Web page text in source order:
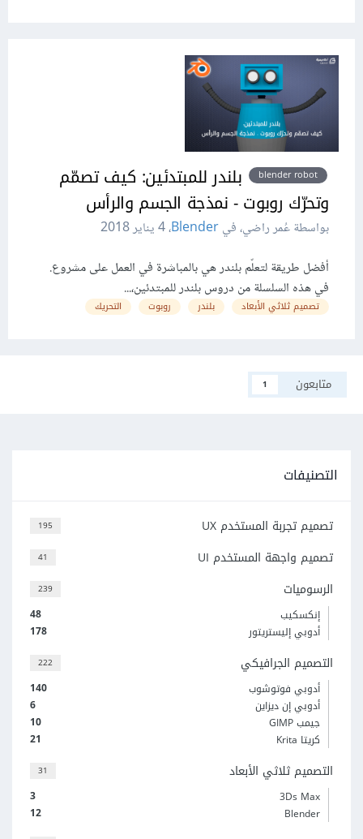
blender robot
بلندر للمبتدئين: كيف تصمّم
وتحرّك روبوت - نمذجة الجسم والرأس
بواسطة عُمر راضي، فيBlender،4 يناير 2018
أفضل طريقة لتعلّم بلندر هي بالمباشرة في العمل على مشروع.
في هذه السلسلة من دروس بلندر للمبتدئين،...
تصميم ثلاثي الأبعاد بلندر روبوت التحريك
متابعون 1
التصنيفات
195 تصميم تجربة المستخدم UX
41 تصميم واجهة المستخدم UI
239 الرسوميات
48
إنكسكيب
178
أدوبي إليستريتور
222 التصميم الجرافيكي
140
أدوبي فوتوشوب
6
أدوبي إن ديزاين
10
جيمب GIMP
21
كريتا Krita
31 التصميم ثلاثي الأبعاد
3
3Ds Max
12
Blender